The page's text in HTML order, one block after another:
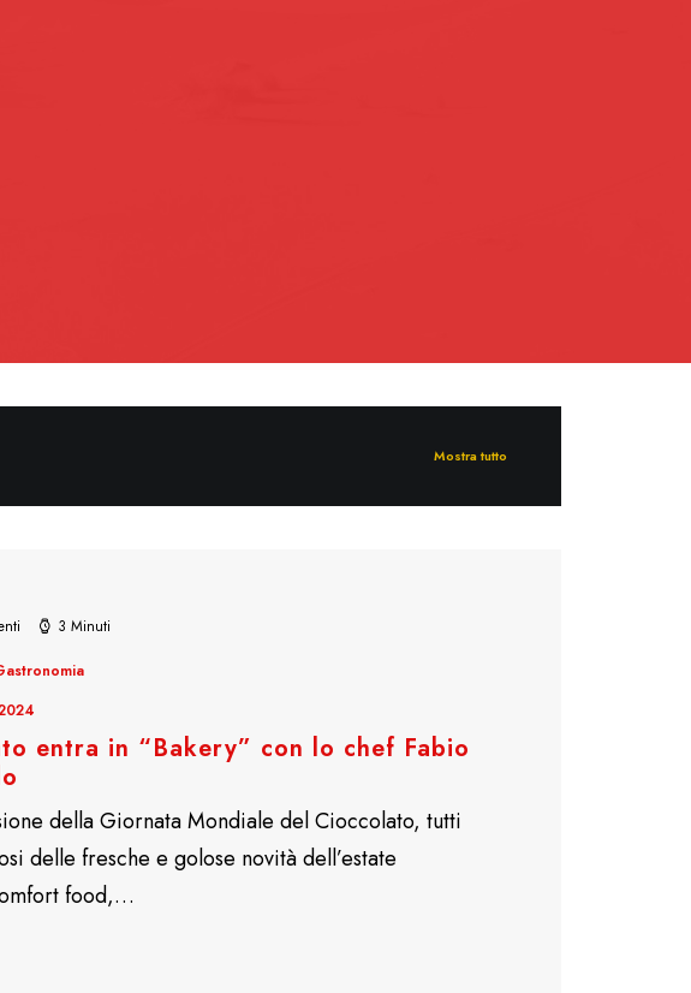
Mostra tutto
3 Minuti
entra in “Bakery” con lo chef Fabio
della Giornata Mondiale del Cioccolato, tutti
delle fresche e golose novità dell’estate
food,…